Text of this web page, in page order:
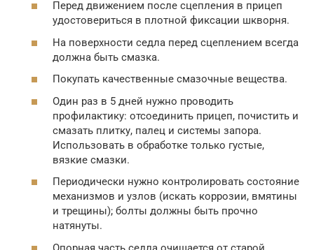
Перед движением после сцепления в прицеп
удостовериться в плотной фиксации шкворня.
На поверхности седла перед сцеплением всегда
должна быть смазка.
Покупать качественные смазочные вещества.
Один раз в 5 дней нужно проводить
профилактику: отсоединить прицеп, почистить и
смазать плитку, палец и системы запора.
Использовать в обработке только густые,
вязкие смазки.
Периодически нужно контролировать состояние
механизмов и узлов (искать коррозии, вмятины
и трещины); болты должны быть прочно
натянуты.